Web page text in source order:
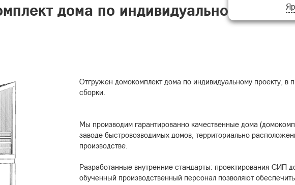
дома по индивидуальному
Отгружен домокомплект дома по индивидуальному проекту,
сборки.
Мы производим гарантированно качественные дома
заводе быстровозводимых домов, территориально
производстве.
Разработанные внутренние стандарты: проектирования СИП
обученный производственный персонал позволяют